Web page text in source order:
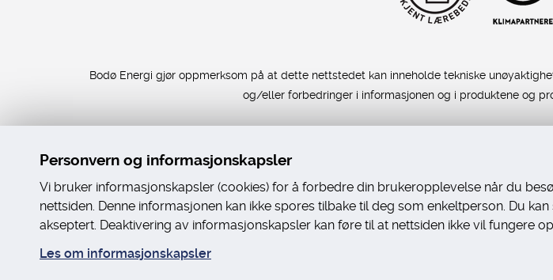
Personvern og informasjonskapsler
Vi bruker informasjonskapsler (cookies) for å forbedre din brukeropplevelse når du
nettsiden. Denne informasjonen kan ikke spores tilbake til deg som enkeltperson. Du
akseptert. Deaktivering av informasjonskapsler kan føre til at nettsiden ikke vil fungere
Les om informasjonskapsler
Bodø Energi gjør oppmerksom på at dette nettstedet kan inneholde tekniske
og/eller forbedringer i informasjonen og i produktene og
Universelt utformet